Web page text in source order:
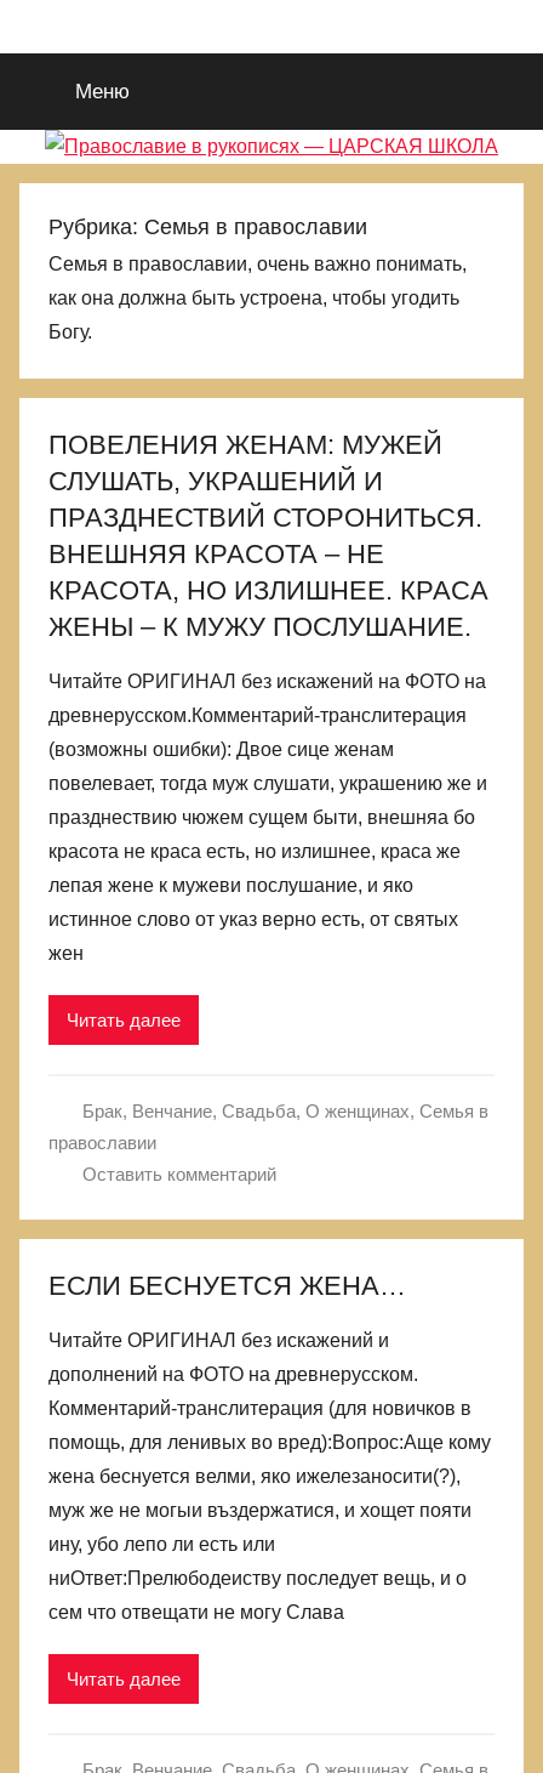
к
содержимому
Православие
рукописях
—
ЦАРСКАЯ
ШКОЛА
Славу
Исуса
Христа.
поиска
Царствия
Божиего
еретическиой
лжи,
которой
Меню
Рубрика: Семья в православии
Семья в православии, очень важно понимать,
как она должна быть устроена, чтобы угодить
Богу.
ПОВЕЛЕНИЯ ЖЕНАМ: МУЖЕЙ
СЛУШАТЬ, УКРАШЕНИЙ И
ПРАЗДНЕСТВИЙ СТОРОНИТЬСЯ.
ВНЕШНЯЯ КРАСОТА – НЕ
КРАСОТА, НО ИЗЛИШНЕЕ. КРАСА
ЖЕНЫ – К МУЖУ ПОСЛУШАНИЕ.
Читайте ОРИГИНАЛ без искажений на ФОТО на
древнерусском.Комментарий-транслитерация
(возможны ошибки): Двое сице женам
повелевает, тогда муж слушати, украшению же и
празднествию чюжем сущем быти, внешняа бо
красота не краса есть, но излишнее, краса же
лепая жене к мужеви послушание, и яко
истинное слово от указ верно есть, от святых
жен
Читать далее
Брак, Венчание, Свадьба, О женщинах, Семья в
православии
Оставить комментарий
ЕСЛИ БЕСНУЕТСЯ ЖЕНА…
Читайте ОРИГИНАЛ без искажений и
дополнений на ФОТО на древнерусском.
Комментарий-транслитерация (для новичков в
помощь, для ленивых во вред):Вопрос:Аще кому
жена беснуется велми, яко ижелезаносити(?),
муж же не могыи въздержатися, и хощет пояти
ину, убо лепо ли есть или
ниОтвет:Прелюбодеиству последует вещь, и о
сем что отвещати не могу Слава
Читать далее